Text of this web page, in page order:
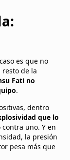
es que no
resto de la
Fati no
.
dentro
que lo
uno. Y en
la presión
pesa más que